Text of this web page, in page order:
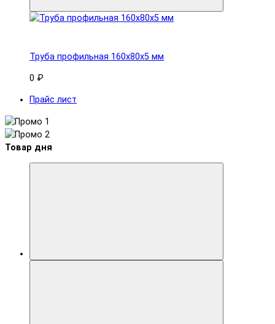
Труба профильная 160x80х5 мм
0 ₽
Прайс лист
Товар дня